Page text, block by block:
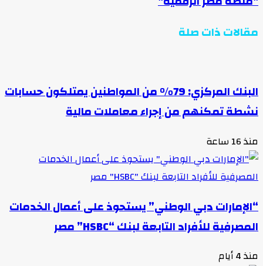
مقالات ذات صلة
البنك المركزي: 79% من المواطنين يمتلكون حسابات
نشطة تمكنهم من إجراء معاملات مالية
منذ 16 ساعة
“الإمارات دبي الوطني” يستحوذ على أعمال الخدمات
المصرفية للأفراد التابعة لبنك “HSBC” مصر
منذ 4 أيام